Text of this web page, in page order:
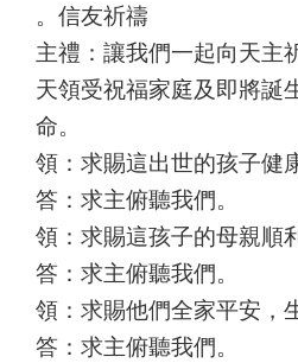
。信友祈禱
主禮：讓我們一起向天主
天領受祝福家庭及即將誕
命。
領：求賜這出世的孩子健
答：求主俯聽我們。
領：求賜這孩子的母親順
答：求主俯聽我們。
領：求賜他們全家平安，
答：求主俯聽我們。